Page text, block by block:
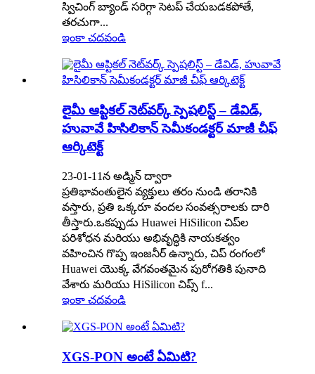
స్విచింగ్ బ్యాండ్ సరిగ్గా సెటప్ చేయబడకపోతే,
తరచుగా...
ఇంకా చదవండి
లైమీ ఆప్టికల్ నెట్‌వర్క్ స్పెషలిస్ట్ – డేవిడ్,
హువావే హిసిలికాన్ సెమీకండక్టర్ మాజీ చీఫ్
ఆర్కిటెక్ట్
23-01-11న అడ్మిన్ ద్వారా
ప్రతిభావంతులైన వ్యక్తులు తరం నుండి తరానికి
వస్తారు, ప్రతి ఒక్కరూ వందల సంవత్సరాలకు దారి
తీస్తారు.ఒకప్పుడు Huawei HiSilicon చిప్‌ల
పరిశోధన మరియు అభివృద్ధికి నాయకత్వం
వహించిన గొప్ప ఇంజనీర్ ఉన్నారు, చిప్ రంగంలో
Huawei యొక్క వేగవంతమైన పురోగతికి పునాది
వేశారు మరియు HiSilicon చిప్స్ f...
ఇంకా చదవండి
XGS-PON అంటే ఏమిటి?